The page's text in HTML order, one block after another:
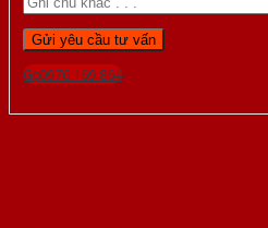
Gọi 0976.169.864